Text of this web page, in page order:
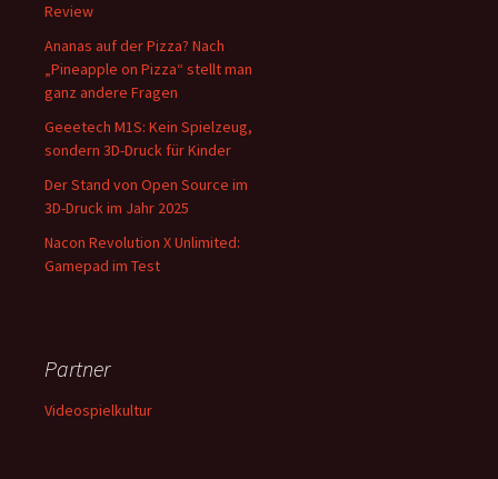
Review
Ananas auf der Pizza? Nach
„Pineapple on Pizza“ stellt man
ganz andere Fragen
Geeetech M1S: Kein Spielzeug,
sondern 3D-Druck für Kinder
Der Stand von Open Source im
3D-Druck im Jahr 2025
Nacon Revolution X Unlimited:
Gamepad im Test
Partner
Videospielkultur